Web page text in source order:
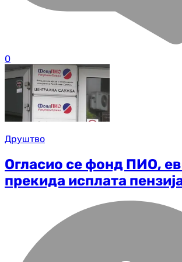
0
Друштво
Огласио се фонд ПИО,
прекида исплата